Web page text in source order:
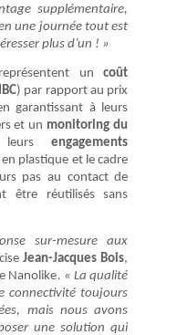
supplémentaire,
une journée tout est
plus d’un ! »
uncoût
) par rapport au prix
garantissant à leurs
et un monitoring du
leursengagements
plastique et le cadre
pas au contact de
être réutilisés sans
sur-mesure aux
Jean-Jacques Bois,
Nanolike. « La qualité
connectivité toujours
mais nous avons
une solution qui